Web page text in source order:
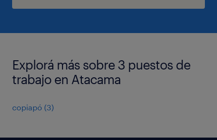
Explorá más sobre 3 puestos de
trabajo en Atacama
copiapó (3)